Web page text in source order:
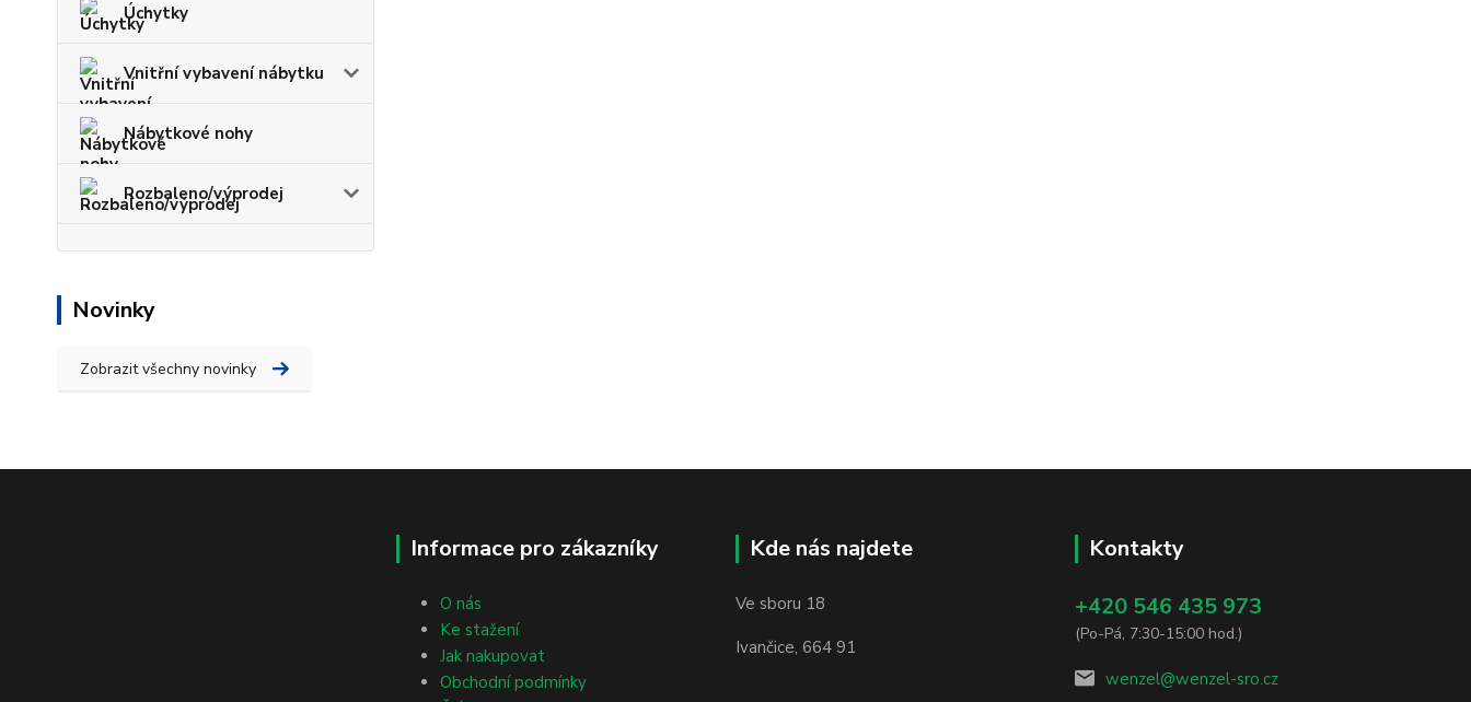
Úchytky
Vnitřní vybavení nábytku
Nábytkové nohy
Rozbaleno/výprodej
Novinky
Zobrazit všechny novinky
Informace pro zákazníky
O nás
Ke stažení
Jak nakupovat
Obchodní podmínky
Kde nás najdete
Ve sboru 18
Ivančice, 664 91
Kontakty
+420 546 435 973
(Po-Pá, 7:30-15:00 hod.)
wenzel@wenzel-sro.cz